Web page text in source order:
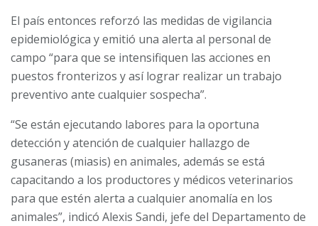
El país entonces reforzó las medidas de vigilancia
epidemiológica y emitió una alerta al personal de
campo “para que se intensifiquen las acciones en
puestos fronterizos y así lograr realizar un trabajo
preventivo ante cualquier sospecha”.
“Se están ejecutando labores para la oportuna
detección y atención de cualquier hallazgo de
gusaneras (miasis) en animales, además se está
capacitando a los productores y médicos veterinarios
para que estén alerta a cualquier anomalía en los
animales”, indicó Alexis Sandi, jefe del Departamento de